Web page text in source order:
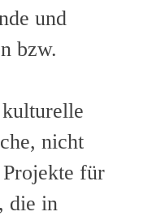
und
bzw.
nicht
für
die in